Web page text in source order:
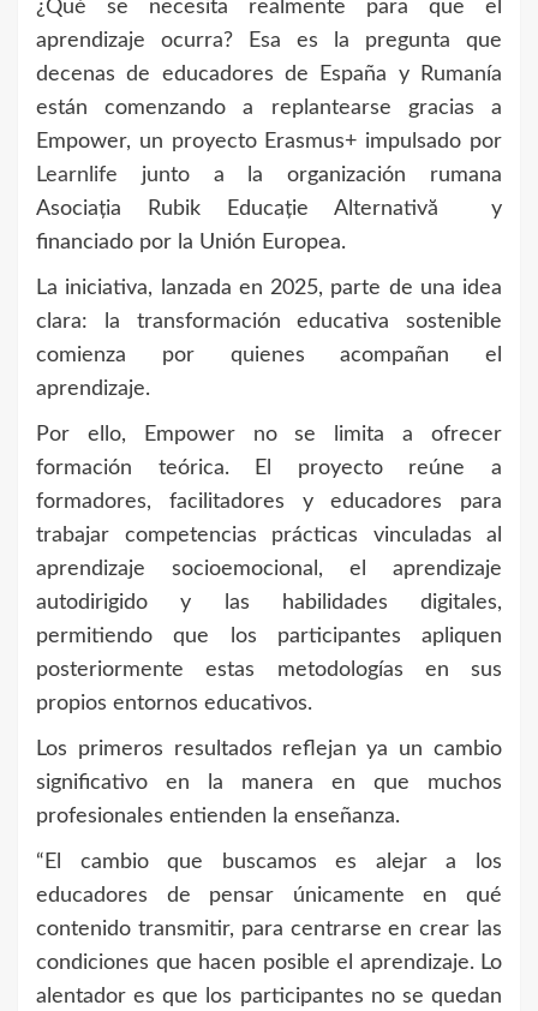
¿Qué se necesita realmente para que el
aprendizaje ocurra? Esa es la pregunta que
decenas de educadores de España y Rumanía
están comenzando a replantearse gracias a
Empower, un proyecto Erasmus+ impulsado por
Learnlife junto a la organización rumana
Asociația Rubik Educație Alternativă y
financiado por la Unión Europea.
La iniciativa, lanzada en 2025, parte de una idea
clara: la transformación educativa sostenible
comienza por quienes acompañan el
aprendizaje.
Por ello, Empower no se limita a ofrecer
formación teórica. El proyecto reúne a
formadores, facilitadores y educadores para
trabajar competencias prácticas vinculadas al
aprendizaje socioemocional, el aprendizaje
autodirigido y las habilidades digitales,
permitiendo que los participantes apliquen
posteriormente estas metodologías en sus
propios entornos educativos.
Los primeros resultados reflejan ya un cambio
significativo en la manera en que muchos
profesionales entienden la enseñanza.
“El cambio que buscamos es alejar a los
educadores de pensar únicamente en qué
contenido transmitir, para centrarse en crear las
condiciones que hacen posible el aprendizaje. Lo
alentador es que los participantes no se quedan